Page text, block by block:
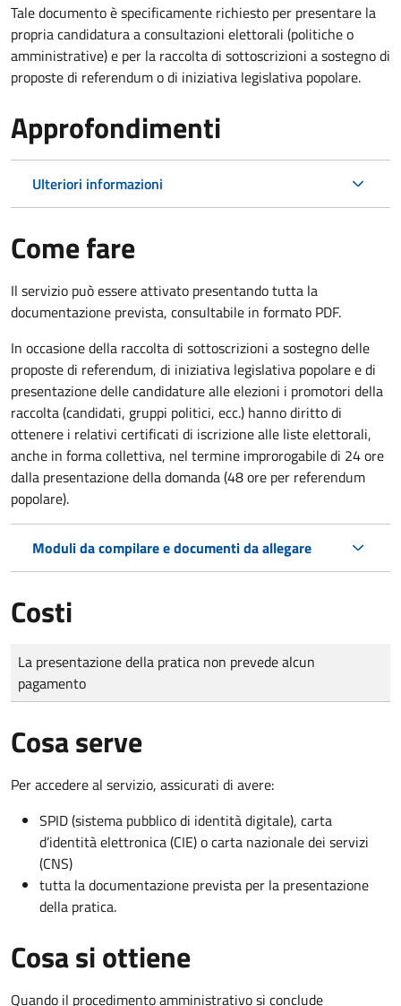
Tale documento è specificamente richiesto per presentare la
propria candidatura a consultazioni elettorali (politiche o
amministrative) e per la raccolta di sottoscrizioni a sostegno di
proposte di referendum o di iniziativa legislativa popolare.
Approfondimenti
Ulteriori informazioni
Come fare
Il servizio può essere attivato presentando tutta la
documentazione prevista, consultabile in formato PDF.
In occasione della raccolta di sottoscrizioni a sostegno delle
proposte di referendum, di iniziativa legislativa popolare e di
presentazione delle candidature alle elezioni i promotori della
raccolta (candidati, gruppi politici, ecc.) hanno diritto di
ottenere i relativi certificati di iscrizione alle liste elettorali,
anche in forma collettiva, nel termine improrogabile di 24 ore
dalla presentazione della domanda (48 ore per referendum
popolare).
Moduli da compilare e documenti da allegare
Costi
Tipo di pagamento
Importo
La presentazione della pratica non prevede alcun
pagamento
Cosa serve
Per accedere al servizio, assicurati di avere:
SPID (sistema pubblico di identità digitale), carta
d’identità elettronica (CIE) o carta nazionale dei servizi
(CNS)
tutta la documentazione prevista per la presentazione
della pratica.
Cosa si ottiene
Quando il procedimento amministrativo si conclude